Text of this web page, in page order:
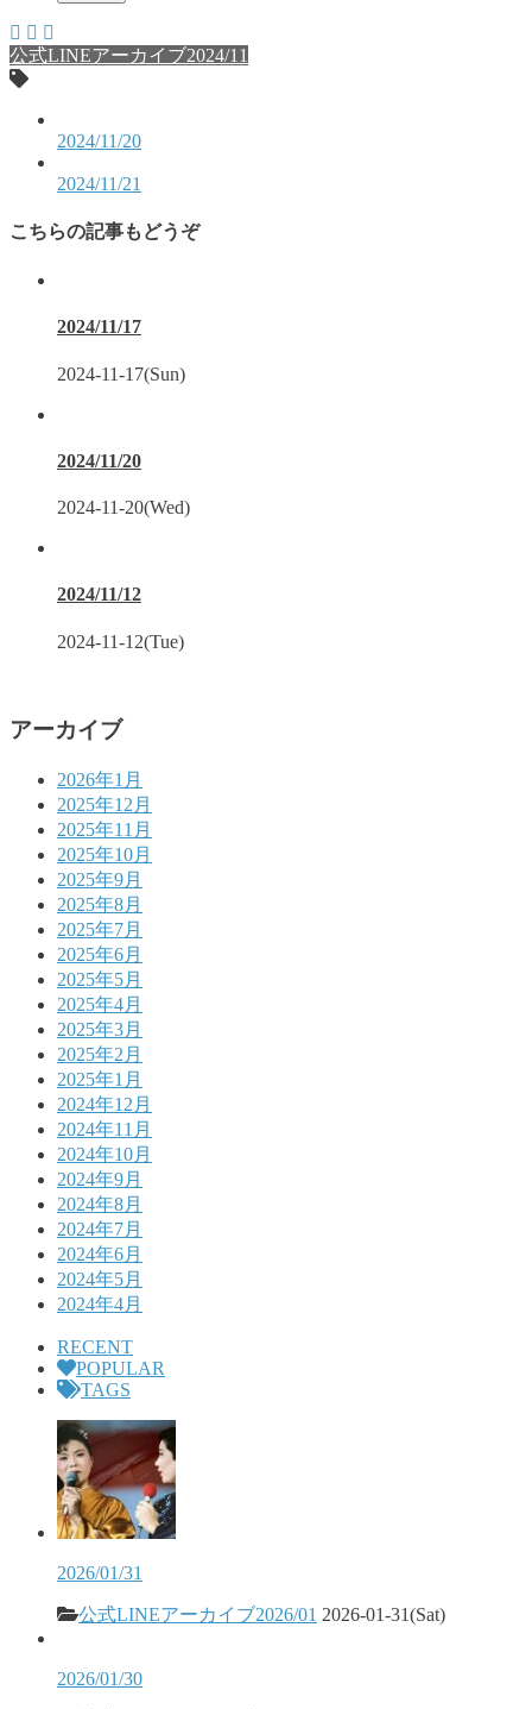
公式LINEアーカイブ2024/11
2024/11/20
2024/11/21
こちらの記事もどうぞ
2024/11/17
2024-11-17(Sun)
2024/11/20
2024-11-20(Wed)
2024/11/12
2024-11-12(Tue)
アーカイブ
2026年1月
2025年12月
2025年11月
2025年10月
2025年9月
2025年8月
2025年7月
2025年6月
2025年5月
2025年4月
2025年3月
2025年2月
2025年1月
2024年12月
2024年11月
2024年10月
2024年9月
2024年8月
2024年7月
2024年6月
2024年5月
2024年4月
RECENT
POPULAR
TAGS
2026/01/31
公式LINEアーカイブ2026/01 2026-01-31(Sat)
2026/01/30